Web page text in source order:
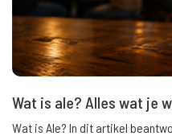
Wat is ale? Alles wat je
Wat is Ale? In dit artikel